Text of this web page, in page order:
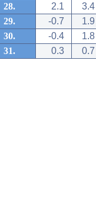
28.
2.1
3.4
29.
-0.7
1.9
30.
-0.4
1.8
31.
0.3 0.7